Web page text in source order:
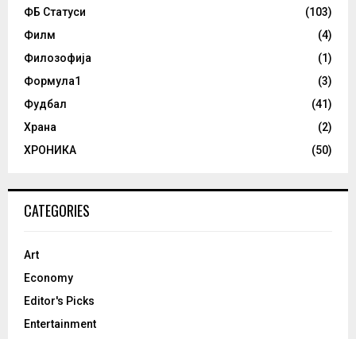
ФБ Статуси
(103)
Филм
(4)
Филозофија
(1)
Формула1
(3)
Фудбал
(41)
Храна
(2)
ХРОНИКА
(50)
CATEGORIES
Art
Economy
Editor's Picks
Entertainment